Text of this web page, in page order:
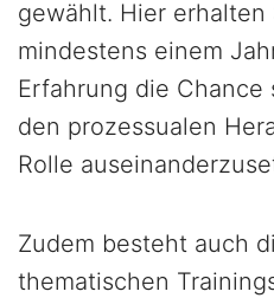
gewählt. Hier
mindestens einem
Erfahrung die
den prozessualen
Rolle
Zudem besteht auch
thematischen